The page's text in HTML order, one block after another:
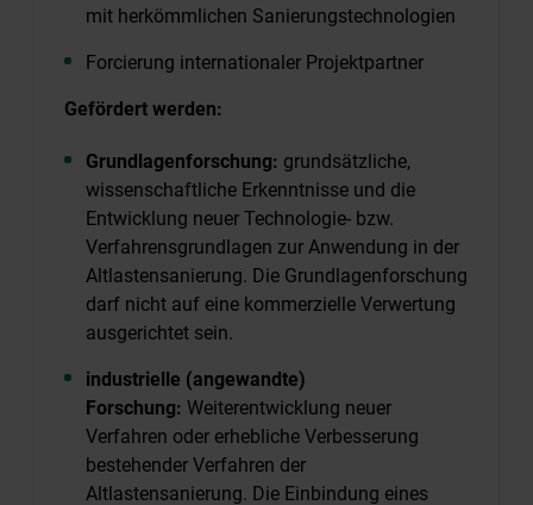
mit herkömmlichen Sanierungstechnologien
Forcierung internationaler Projektpartner
Gefördert werden:
Grundlagenforschung: grundsätzliche,
wissenschaftliche Erkenntnisse und die
Entwicklung neuer Technologie- bzw.
Verfahrensgrundlagen zur Anwendung in der
Altlastensanierung. Die Grundlagenforschung
darf nicht auf eine kommerzielle Verwertung
ausgerichtet sein.
industrielle (angewandte)
Forschung: Weiterentwicklung neuer
Verfahren oder erhebliche Verbesserung
bestehender Verfahren der
Altlastensanierung. Die Einbindung eines